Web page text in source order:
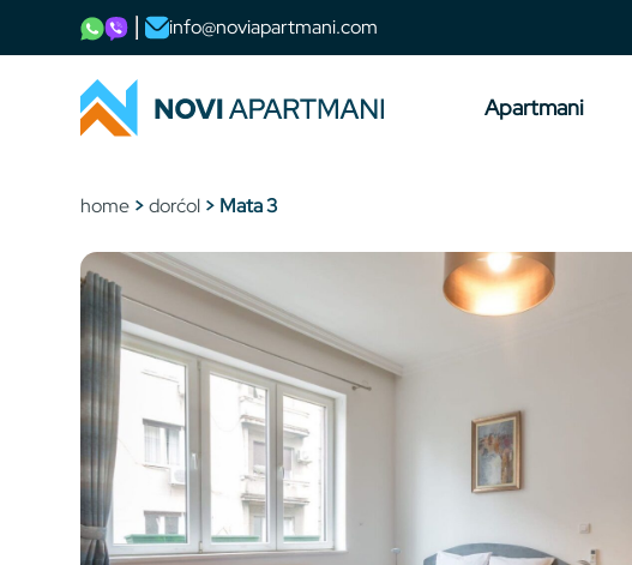
info@noviapartmani.com
Apartmani
home >dorćol > Mata 3